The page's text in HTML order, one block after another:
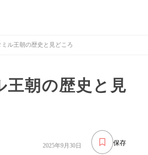
ル王朝の歴史と見どころ
朝の歴史と見
保存
2025年9月30日